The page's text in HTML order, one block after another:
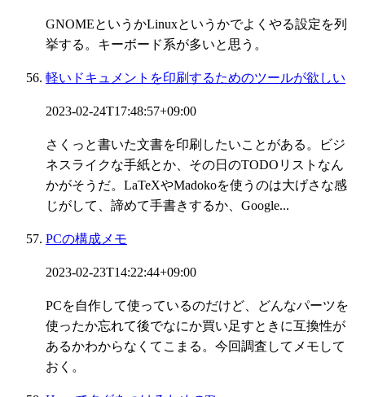
GNOMEというかLinuxというかでよくやる設定を列
挙する。キーボード系が多いと思う。
軽いドキュメントを印刷するためのツールが欲しい
2023-02-24T17:48:57+09:00
さくっと書いた文書を印刷したいことがある。ビジ
ネスライクな手紙とか、その日のTODOリストなん
かがそうだ。LaTeXやMadokoを使うのは大げさな感
じがして、諦めて手書きするか、Google...
PCの構成メモ
2023-02-23T14:22:44+09:00
PCを自作して使っているのだけど、どんなパーツを
使ったか忘れて後でなにか買い足すときに互換性が
あるかわからなくてこまる。今回調査してメモして
おく。